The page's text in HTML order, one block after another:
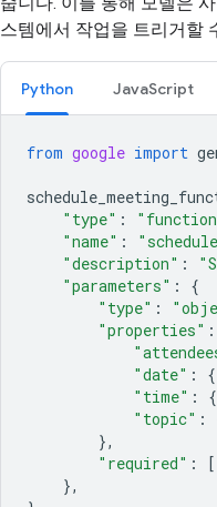
스템에서 작업을 트리거할
Python JavaScript
from google import
"type" :
"name" :
"description" :
"parameters" :
{
"type" :
"properties" :
"date" : {
"time" : {
"topic" :
},
"required" : [
},